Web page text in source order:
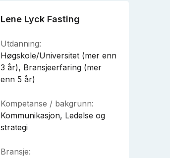
Lene Lyck Fasting
Utdanning:
Høgskole/Universitet (mer enn
3 år), Bransjeerfaring (mer
enn 5 år)
Kompetanse / bakgrunn:
Kommunikasjon, Ledelse og
strategi
Bransje: